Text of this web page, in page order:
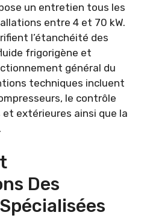
un entretien tous les
entre 4 et 70 kW.
l’étanchéité des
frigorigène et
général du
techniques incluent
le contrôle
extérieures ainsi que la
Des